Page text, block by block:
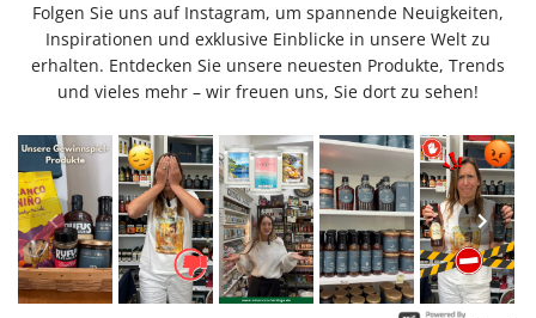
Folgen Sie uns auf Instagram, um spannende Neuigkeiten,
Inspirationen und exklusive Einblicke in unsere Welt zu
erhalten. Entdecken Sie unsere neuesten Produkte, Trends
und vieles mehr – wir freuen uns, Sie dort zu sehen!